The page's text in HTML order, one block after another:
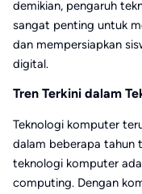
demikian, pengaruh
sangat penting untuk
dan mempersiapkan
digital.
Tren Terkini dalam
Teknologi komputer
dalam beberapa tahun
teknologi komputer
computing. Dengan